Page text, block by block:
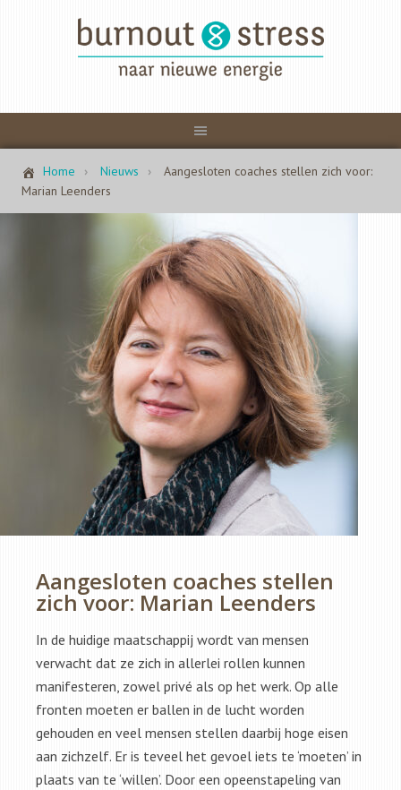
Home Nieuws
Aangesloten coaches stellen zich voor:
Marian Leenders
Aangesloten coaches stellen
zich voor: Marian Leenders
In de huidige maatschappij wordt van mensen
verwacht dat ze zich in allerlei rollen kunnen
manifesteren, zowel privé als op het werk. Op alle
fronten moeten er ballen in de lucht worden
gehouden en veel mensen stellen daarbij hoge eisen
aan zichzelf. Er is teveel het gevoel iets te ‘moeten’ in
plaats van te ‘willen’. Door een opeenstapeling van